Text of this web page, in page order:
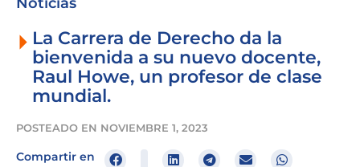
La Carrera de Derecho da la
bienvenida a su nuevo docente,
Raul Howe, un profesor de clase
mundial.
POSTEADO EN NOVIEMBRE 1, 2023
Compartir en